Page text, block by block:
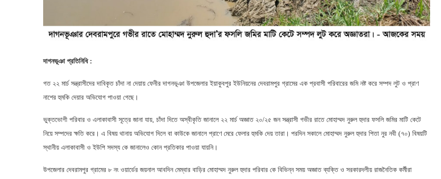
দাগনভূঞা প্রতিনিধি :
গত ২২ মার্চ সন্ত্রাসীদের দাবিকৃত চাঁদা না দেয়ায় ফেনীর দাগনভূঞা উপজেলার ইয়াকুবপুর ইউনিয়নের দেবরামপুর গ্রামের এক প্রবাসী পরিবারের জমি নষ্ট করে সম্পদ লুট ও প্রাণ
নাশের হুমকি দেয়ার অভিযোগ পাওয়া গেছে।
ভুক্তভোগী পরিবার ও এলাকাবাসী সূত্রে জানা যায়, চাঁদা দিতে অস্বীকৃতি জানালে ২২ মার্চ অজ্ঞাত ২০/২৫ জন সন্ত্রাসী গভীর রাতে মোহাম্মদ নুরুল হুদার ফসলি জমির মাটি কেটে
নিয়ে সম্পদের ক্ষতি করে। এ বিষয় থানায় অভিযোগ দিলে বা কাউকে জানালে প্রাণে মেরে ফেলার হুমকি দেয় তারা। পরদিন সকালে মোহাম্মদ নুরুল হুদার পিতা নুর নবী (৭০) বিষয়টি
স্থানীয় এলাকাবাসী ও ইউপি সদস্য কে জানালেও কোন প্রতিকার পাওয়া যায়নি।
উপজেলার দেবরামপুর গ্রামের ৮ নং ওয়ার্ডের জয়নাল আবদিন মেম্বার বাড়ির মোহাম্মদ নুরুল হুদার পরিবার কে বিভিন্ন সময় অজ্ঞাত ব্যক্তি ও সরকারদলীয় রাজনৈতিক কর্মীরা